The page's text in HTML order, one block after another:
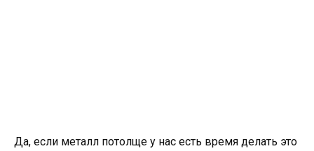
Да, если металл потолще у нас есть время делать это